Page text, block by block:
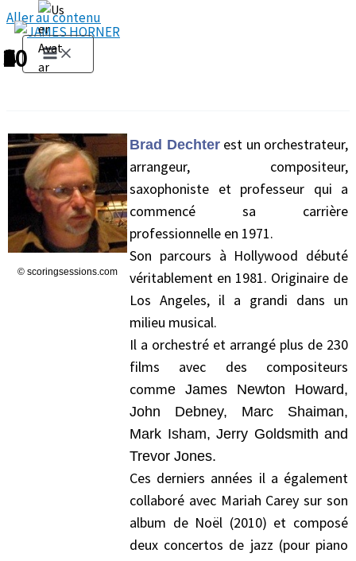
Aller au contenu
© scoringsessions.com
Brad Dechterest un orchestrateur,
arrangeur, compositeur,
saxophoniste et professeur qui a
commencé sa carrière
professionnelle en 1971.
Son parcours à Hollywood débuté
véritablement en 1981. Originaire de
Los Angeles, il a grandi dans un
milieu musical.
Il a orchestré et arrangé plus de 230
films avec des compositeurs
comme James Newton Howard,
John Debney, Marc Shaiman,
Mark Isham, Jerry Goldsmith and
Trevor Jones.
Ces derniers années il a également
collaboré avec Mariah Carey sur son
album de Noël (2010) et composé
deux concertos de jazz (pour piano
1
2
3
4
5
6
7
8
9
10